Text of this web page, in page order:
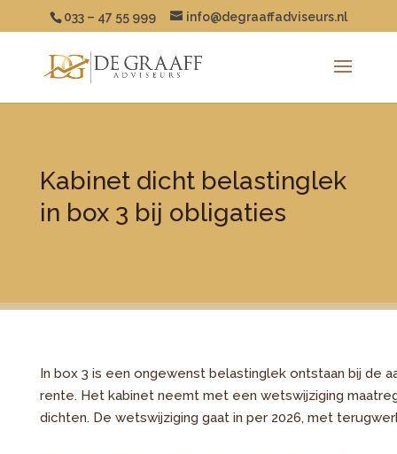
033 – 47 55 999 info@degraaffadviseurs.nl
Kabinet dicht belastinglek
in box 3 bij obligaties
In box 3 is een ongewenst belastinglek ontstaan bij de
rente. Het kabinet neemt met een wetswijziging
dichten. De wetswijziging gaat in per 2026, met